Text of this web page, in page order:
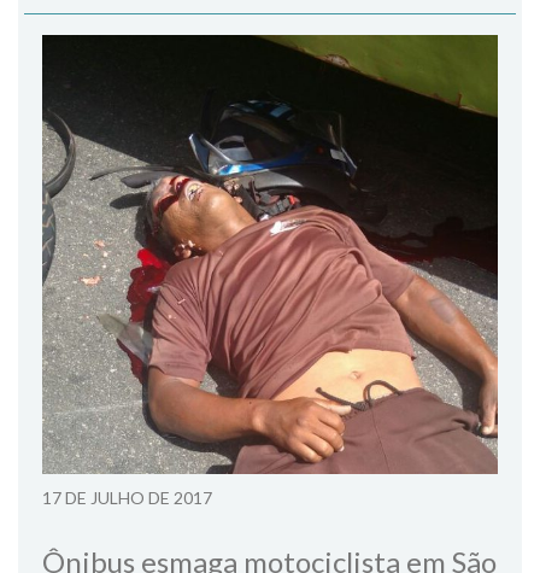
17 DE JULHO DE 2017
Ônibus esmaga motociclista em São